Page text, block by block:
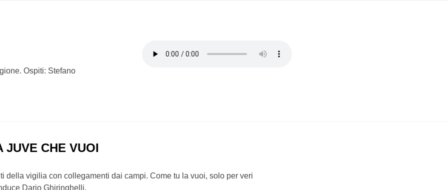
Ospiti: Stefano
JUVE CHE VUOI
della vigilia con collegamenti dai campi. Come tu la vuoi, solo per veri
Dario Ghiringhelli.